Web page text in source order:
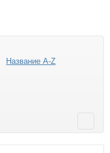
Название A-Z